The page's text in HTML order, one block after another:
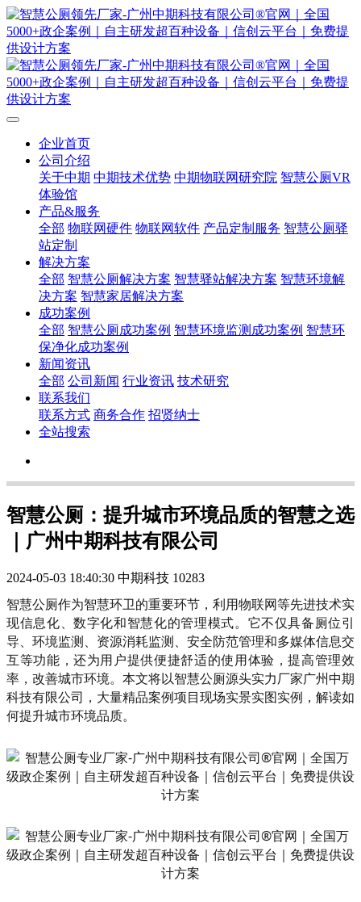
企业首页
公司介绍
关于中期 中期技术优势 中期物联网研究院 智慧公厕VR
体验馆
产品&服务
全部 物联网硬件 物联网软件 产品定制服务 智慧公厕驿
站定制
解决方案
全部 智慧公厕解决方案 智慧驿站解决方案 智慧环境解
决方案 智慧家居解决方案
成功案例
全部 智慧公厕成功案例 智慧环境监测成功案例 智慧环
保净化成功案例
新闻资讯
全部 公司新闻 行业资讯 技术研究
联系我们
联系方式 商务合作 招贤纳士
全站搜索
智慧公厕：提升城市环境品质的智慧之选
｜广州中期科技有限公司
2024-05-03 18:40:30 中期科技 10283
智慧公厕作为智慧环卫的重要环节，利用物联网等先进技术实
现信息化、数字化和智慧化的管理模式。它不仅具备厕位引
导、环境监测、资源消耗监测、安全防范管理和多媒体信息交
互等功能，还为用户提供便捷舒适的使用体验，提高管理效
率，改善城市环境。本文将以智慧公厕源头实力厂家广州中期
科技有限公司，大量精品案例项目现场实景实图实例，解读如
何提升城市环境品质。